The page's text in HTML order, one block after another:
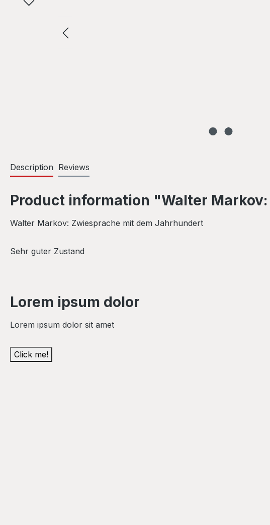
Description Reviews
Product information "Walter
Walter Markov: Zwiesprache mit dem Jahrhundert
Sehr guter Zustand
Lorem ipsum dolor
Lorem ipsum dolor sit amet
Click me!